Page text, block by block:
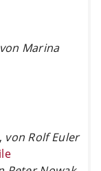
von Marina
, von Rolf Euler